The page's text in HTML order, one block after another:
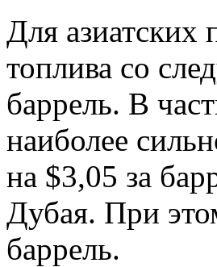
Для азиатских
топлива со
баррель. В
наиболее
на $3,05 за
Дубая. При
баррель.